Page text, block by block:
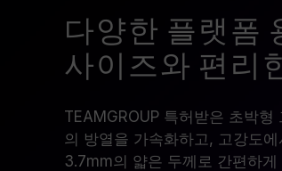
다양한 플랫폼
사이즈와 편리
TEAMGROUP 특허받은 초박
의 방열을 가속화하고, 고강도
3.7mm의 얇은 두께로 간편하